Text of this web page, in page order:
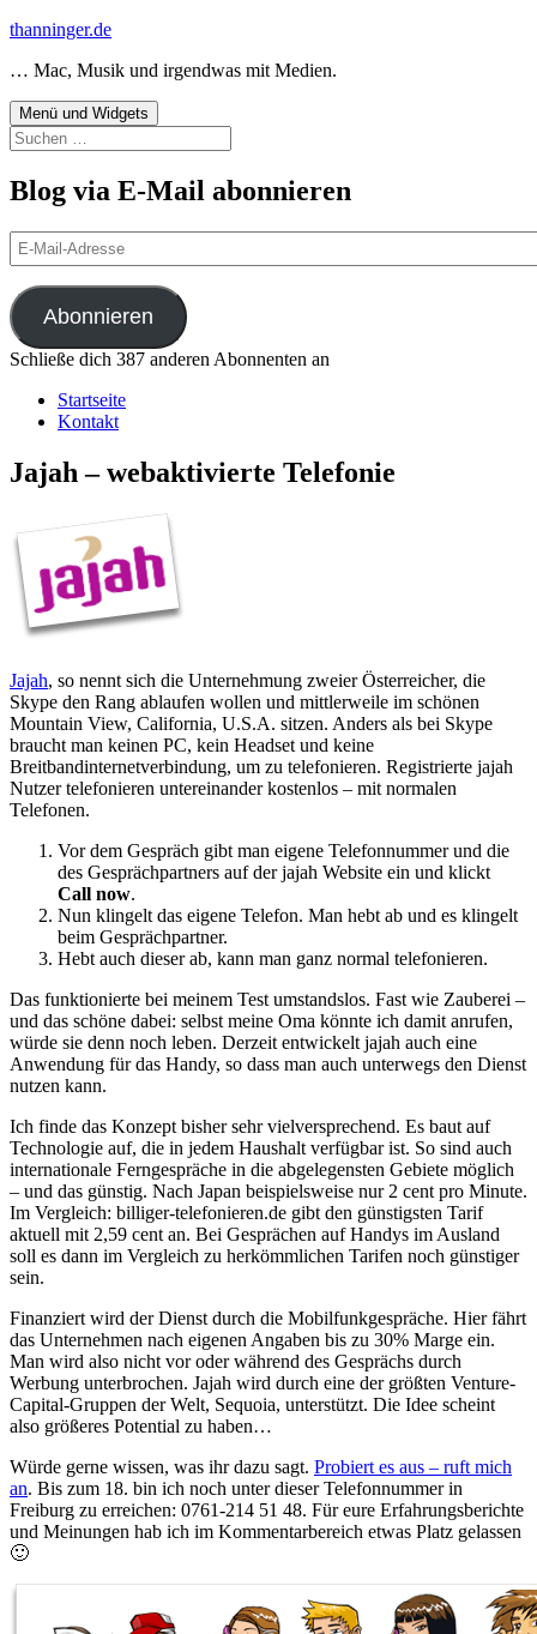
Zum
springen
thanninger.de
… Mac, Musik und irgendwas mit Medien.
Menü und Widgets
Suchen
nach:
Blog via E-Mail abonnieren
E-
Mail-
Adresse
Abonnieren
Schließe dich 387 anderen Abonnenten an
Startseite
Kontakt
Jajah – webaktivierte Telefonie
Jajah, so nennt sich die Unternehmung zweier Österreicher, die
Skype den Rang ablaufen wollen und mittlerweile im schönen
Mountain View, California, U.S.A. sitzen. Anders als bei Skype
braucht man keinen PC, kein Headset und keine
Breitbandinternetverbindung, um zu telefonieren. Registrierte jajah
Nutzer telefonieren untereinander kostenlos – mit normalen
Telefonen.
Vor dem Gespräch gibt man eigene Telefonnummer und die
des Gesprächpartners auf der jajah Website ein und klickt
Call now.
Nun klingelt das eigene Telefon. Man hebt ab und es klingelt
beim Gesprächpartner.
Hebt auch dieser ab, kann man ganz normal telefonieren.
Das funktionierte bei meinem Test umstandslos. Fast wie Zauberei –
und das schöne dabei: selbst meine Oma könnte ich damit anrufen,
würde sie denn noch leben. Derzeit entwickelt jajah auch eine
Anwendung für das Handy, so dass man auch unterwegs den Dienst
nutzen kann.
Ich finde das Konzept bisher sehr vielversprechend. Es baut auf
Technologie auf, die in jedem Haushalt verfügbar ist. So sind auch
internationale Ferngespräche in die abgelegensten Gebiete möglich
– und das günstig. Nach Japan beispielsweise nur 2 cent pro Minute.
Im Vergleich: billiger-telefonieren.de gibt den günstigsten Tarif
aktuell mit 2,59 cent an. Bei Gesprächen auf Handys im Ausland
soll es dann im Vergleich zu herkömmlichen Tarifen noch günstiger
sein.
Finanziert wird der Dienst durch die Mobilfunkgespräche. Hier fährt
das Unternehmen nach eigenen Angaben bis zu 30% Marge ein.
Man wird also nicht vor oder während des Gesprächs durch
Werbung unterbrochen. Jajah wird durch eine der größten Venture-
Capital-Gruppen der Welt, Sequoia, unterstützt. Die Idee scheint
also größeres Potential zu haben…
Würde gerne wissen, was ihr dazu sagt. Probiert es aus – ruft mich
an. Bis zum 18. bin ich noch unter dieser Telefonnummer in
Freiburg zu erreichen: 0761-214 51 48. Für eure Erfahrungsberichte
und Meinungen hab ich im Kommentarbereich etwas Platz gelassen
🙂